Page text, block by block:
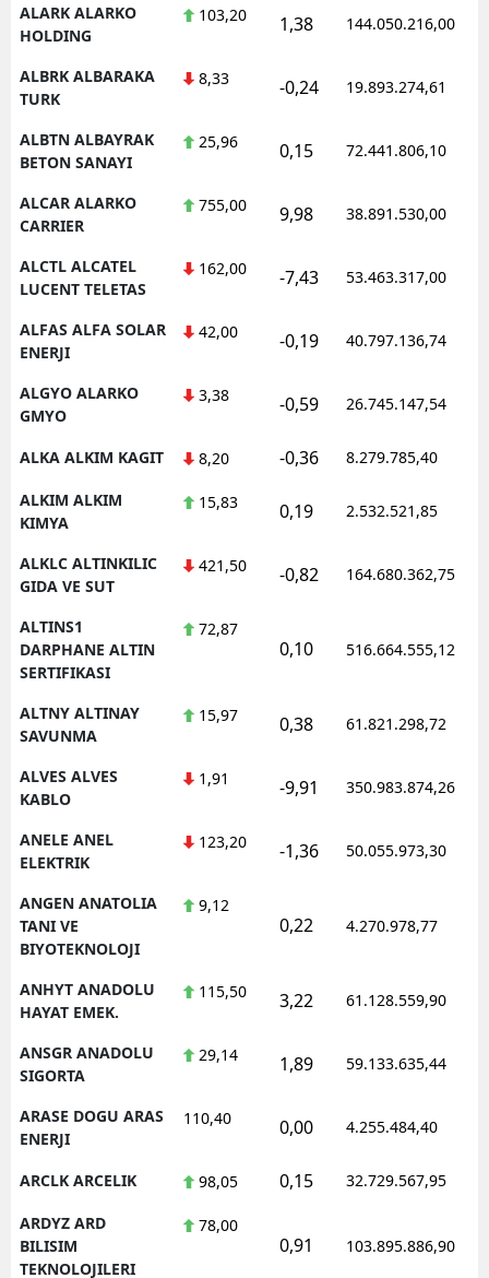
ALARK ALARKO
HOLDING
103,20 1,38 144.050.216,00
ALBRK ALBARAKA
TURK
8,33 -0,24 19.893.274,61
ALBTN ALBAYRAK
BETON SANAYI
25,96 0,15 72.441.806,10
ALCAR ALARKO
CARRIER
755,00 9,98 38.891.530,00
ALCTL ALCATEL
LUCENT TELETAS
162,00 -7,43 53.463.317,00
ALFAS ALFA SOLAR
ENERJI
42,00 -0,19 40.797.136,74
ALGYO ALARKO
GMYO
3,38 -0,59 26.745.147,54
ALKA ALKIM KAGIT 8,20 -0,36 8.279.785,40
ALKIM ALKIM
KIMYA
15,83 0,19 2.532.521,85
ALKLC ALTINKILIC
GIDA VE SUT
421,50 -0,82 164.680.362,75
ALTINS1
DARPHANE ALTIN
SERTIFIKASI
72,87
0,10 516.664.555,12
ALTNY ALTINAY
SAVUNMA
15,97 0,38 61.821.298,72
ALVES ALVES
KABLO
1,91 -9,91 350.983.874,26
ANELE ANEL
ELEKTRIK
123,20 -1,36 50.055.973,30
ANGEN ANATOLIA
TANI VE
BIYOTEKNOLOJI
9,12
0,22 4.270.978,77
ANHYT ANADOLU
HAYAT EMEK.
115,50 3,22 61.128.559,90
ANSGR ANADOLU
SIGORTA
29,14 1,89 59.133.635,44
ARASE DOGU ARAS
ENERJI
110,40 0,00 4.255.484,40
ARCLK ARCELIK 98,05 0,15 32.729.567,95
ARDYZ ARD
BILISIM
TEKNOLOJILERI
78,00
0,91 103.895.886,90